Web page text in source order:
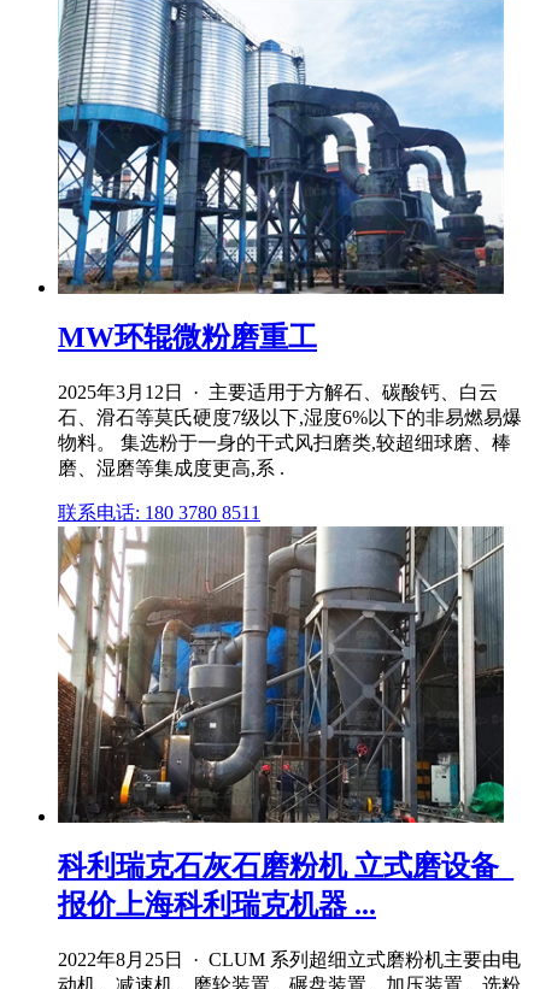
MW环辊微粉磨重工
2025年3月12日 · 主要适用于方解石、碳酸钙、白云
石、滑石等莫氏硬度7级以下,湿度6%以下的非易燃易爆
物料。 集选粉于一身的干式风扫磨类,较超细球磨、棒
磨、湿磨等集成度更高,系 .
联系电话: 180 3780 8511
科利瑞克石灰石磨粉机 立式磨设备_
报价上海科利瑞克机器 ...
2022年8月25日 · CLUM 系列超细立式磨粉机主要由电
动机、减速机、磨轮装置、碾盘装置、加压装置、选粉